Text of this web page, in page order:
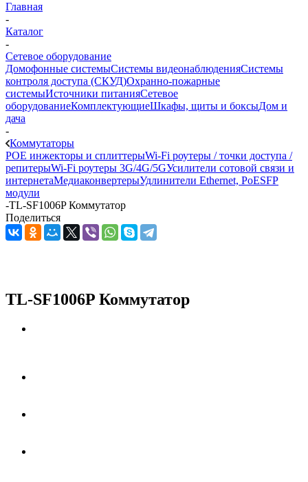
Главная
-
Каталог
-
Сетевое оборудование
Домофонные системыСистемы видеонаблюденияСистемы
контроля доступа (СКУД)Охранно-пожарные
системыИсточники питанияСетевое
оборудованиеКомплектующиеШкафы, щиты и боксыДом и
дача
-
Коммутаторы
POE инжекторы и сплиттерыWi-Fi роутеры / точки доступа /
репитерыWi-Fi роутеры 3G/4G/5GУсилители сотовой связи и
интернетаМедиаконвертерыУдлинители Ethernet, PoESFP
модули
-TL-SF1006P Коммутатор
Поделиться
TL-SF1006P Коммутатор